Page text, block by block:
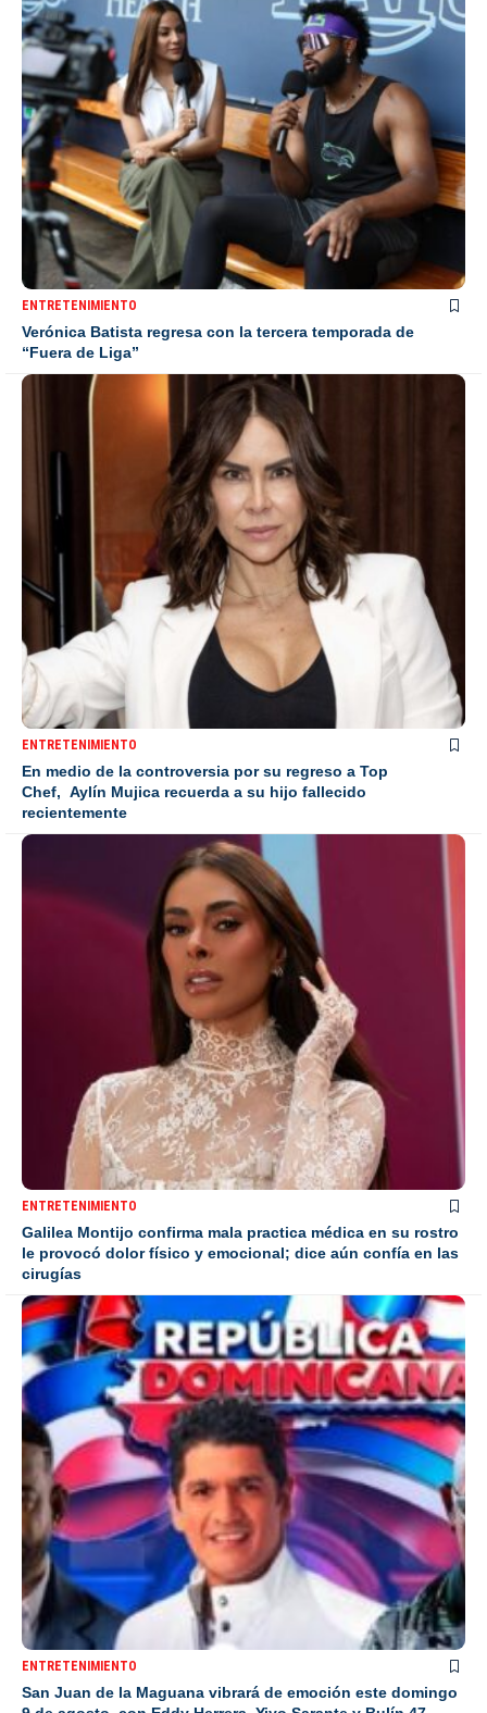
ENTRETENIMIENTO
Verónica Batista regresa con la tercera temporada de
“Fuera de Liga”
ENTRETENIMIENTO
En medio de la controversia por su regreso a Top
Chef, Aylín Mujica recuerda a su hijo fallecido
recientemente
ENTRETENIMIENTO
Galilea Montijo confirma mala practica médica en su rostro
le provocó dolor físico y emocional; dice aún confía en las
cirugías
ENTRETENIMIENTO
San Juan de la Maguana vibrará de emoción este domingo